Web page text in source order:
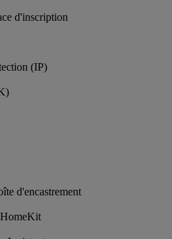
d'inscription
(IP)
d'encastrement